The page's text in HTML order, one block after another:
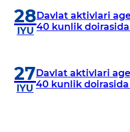
28
IYU
Davlat aktivlari
40 kunlik
27
IYU
Davlat aktivlari
40 kunlik doirasida